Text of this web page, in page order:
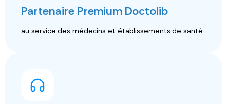
Partenaire Premium Doctolib
au service des médecins et établissements de santé.